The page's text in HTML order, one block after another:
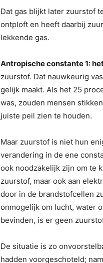
Dat gas blijkt later zuurstof
ontploft en heeft daarbij
lekkende gas.
Antropische constante 1:
zuurstof. Dat nauwkeurig
gelijk maakt. Als het 25
was, zouden mensen
juis­te peil zien te houden.
Maar zuurstof is niet hun
verandering in de ene
ook noodzakelijk zijn om te
zuurstof, maar ook aan
door in de brandstofcellen
onmogelijk om lucht, water
bevinden, is er geen
De situatie is zo
hadden voorgeschoteld;